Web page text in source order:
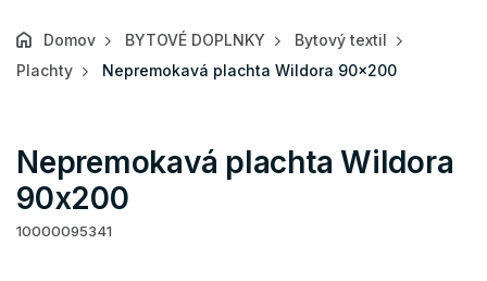
Domov BYTOVÉ DOPLNKY
Bytový textil
Plachty
Nepremokavá plachta Wildora 90x200
Nepremokavá plachta Wildora
90x200
10000095341